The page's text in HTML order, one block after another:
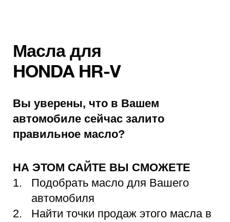
Масла для
HONDA HR-V
Вы уверены, что в Вашем
автомобиле сейчас залито
правильное масло?
НА ЭТОМ САЙТЕ ВЫ СМОЖЕТЕ
Подобрать масло для Вашего
автомобиля
Найти точки продаж этого масла в